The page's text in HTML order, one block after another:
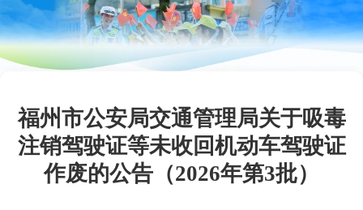
福州市公安局交通管理局关于吸毒
注销驾驶证等未收回机动车驾驶证
作废的公告（2026年第3批）